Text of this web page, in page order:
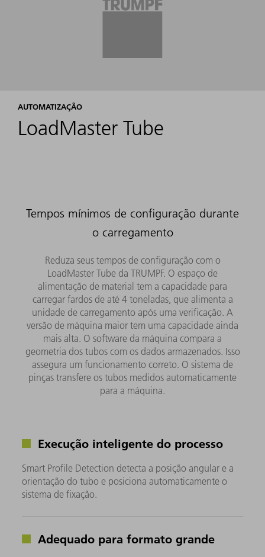
AUTOMATIZAÇÃO
LoadMaster Tube
Tempos mínimos de configuração durante
o carregamento
Reduza seus tempos de configuração com o
LoadMaster Tube da TRUMPF. O espaço de
alimentação de material tem a capacidade para
carregar fardos de até 4 toneladas, que alimenta a
unidade de carregamento após uma verificação. A
versão de máquina maior tem uma capacidade ainda
mais alta. O software da máquina compara a
geometria dos tubos com os dados armazenados. Isso
assegura um funcionamento correto. O sistema de
pinças transfere os tubos medidos automaticamente
para a máquina.
Execução inteligente do processo
Smart Profile Detection detecta a posição angular e a
orientação do tubo e posiciona automaticamente o
sistema de fixação.
Adequado para formato grande